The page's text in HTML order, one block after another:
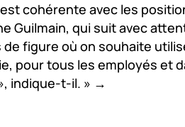
cohérente avec les
Guilmain, qui suit avec
figure où on souhaite
pour tous les employés et
indique-t-il. » →